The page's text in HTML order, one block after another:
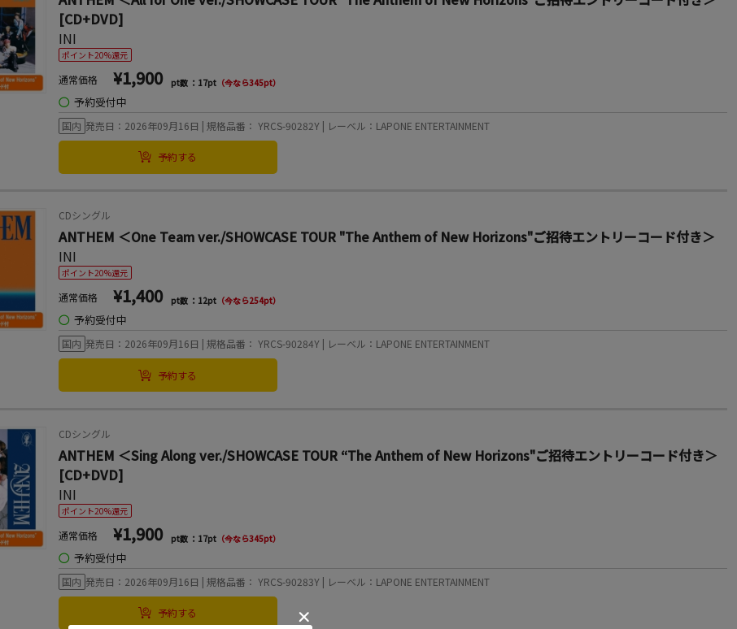
[CD+DVD]
INI
ポイント20%還元
通常価格 ¥1,900 pt数 ：17pt （今なら345pt）
◯ 予約受付中
国内 発売日：2026年09月16日 | 規格品番： YRCS-90282Y | レーベル：LAPONE ENTERTAINMENT
予約する
CDシングル
ANTHEM ＜One Team ver./SHOWCASE TOUR "The Anthem of New Horizons"ご招待エントリーコード付き＞
INI
ポイント20%還元
通常価格 ¥1,400 pt数 ：12pt （今なら254pt）
◯ 予約受付中
国内 発売日：2026年09月16日 | 規格品番： YRCS-90284Y | レーベル：LAPONE ENTERTAINMENT
予約する
CDシングル
ANTHEM ＜Sing Along ver./SHOWCASE TOUR “The Anthem of New Horizons"ご招待エントリーコード付き＞
[CD+DVD]
INI
ポイント20%還元
通常価格 ¥1,900 pt数 ：17pt （今なら345pt）
◯ 予約受付中
国内 発売日：2026年09月16日 | 規格品番： YRCS-90283Y | レーベル：LAPONE ENTERTAINMENT
予約する